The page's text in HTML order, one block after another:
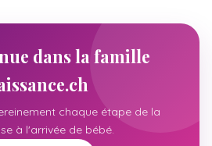
dans la famille
chaque étape de la
à l'arrivée de bébé.